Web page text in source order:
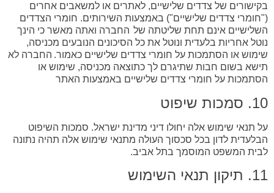
בקישורים של צדדים שלישיים, לאתרים או למשאבים אחרים
("חומרי צדדים שלישיים") באמצעות השירותים. חומרי הצדדים
השלישיים אינם תחת שליטתה של החברה ואתה מאשר כי הינך
נוטל אחריות בלעדית ונוטל את כל הסיכונים הנובעים מכניסה,
שימוש או הסתמכות על חומרי צדדים שלישיים כאמור. החברה לא
תישא בשום חבות שתיגרם לך כתוצאה מכניסה, שימוש או
הסתמכות על חומרי צדדים שלישיים באמצעות האתר
10. סמכות שיפוט
על תנאי שימוש אלה יחולו דיני מדינת ישראל. סמכות השיפוט
הבלעדית לדון בכל סכסוך העולה מתנאי שימוש אלה תהיה נתונה
לבית המשפט המוסמך בתל אביב.
11. תיקון תנאי השימוש